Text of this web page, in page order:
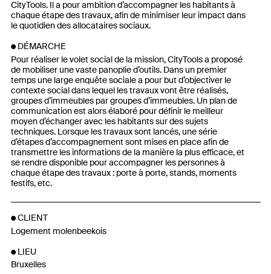
CityTools. Il a pour ambition d’accompagner les habitants à
chaque étape des travaux, afin de minimiser leur impact dans
le quotidien des allocataires sociaux.
DÉMARCHE
Pour réaliser le volet social de la mission, CityTools a proposé
de mobiliser une vaste panoplie d’outils. Dans un premier
temps une large enquête sociale a pour but d’objectiver le
contexte social dans lequel les travaux vont être réalisés,
groupes d’immeubles par groupes d’immeubles. Un plan de
communication est alors élaboré pour définir le meilleur
moyen d’échanger avec les habitants sur des sujets
techniques. Lorsque les travaux sont lancés, une série
d’étapes d’accompagnement sont mises en place afin de
transmettre les informations de la manière la plus efficace, et
se rendre disponible pour accompagner les personnes à
chaque étape des travaux : porte à porte, stands, moments
festifs, etc.
CLIENT
Logement molenbeekois
LIEU
Bruxelles